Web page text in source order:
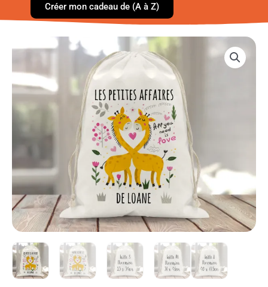
Créer mon cadeau de (A à Z)
quantité
de
rangement
-
pochette
-
Deux
Girafes